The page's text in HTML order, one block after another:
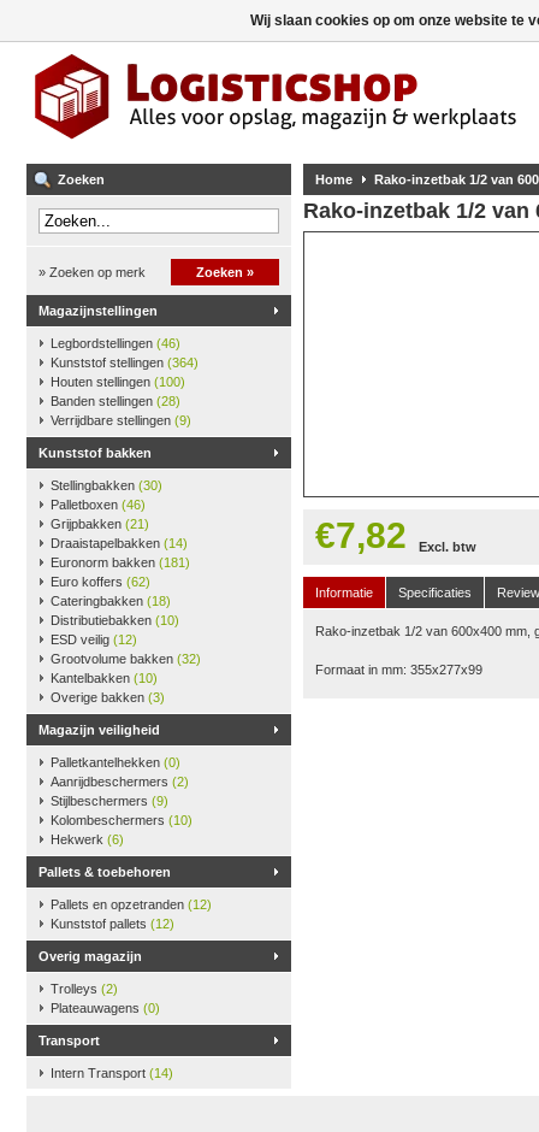
Zoeken
» Zoeken op merk Zoeken »
Magazijnstellingen
Legbordstellingen (46)
Kunststof stellingen (364)
Houten stellingen (100)
Banden stellingen (28)
Verrijdbare stellingen (9)
Kunststof bakken
Stellingbakken (30)
Palletboxen (46)
Grijpbakken (21)
Draaistapelbakken (14)
Euronorm bakken (181)
Euro koffers (62)
Cateringbakken (18)
Distributiebakken (10)
ESD veilig (12)
Grootvolume bakken (32)
Kantelbakken (10)
Overige bakken (3)
Magazijn veiligheid
Palletkantelhekken (0)
Aanrijdbeschermers (2)
Stijlbeschermers (9)
Kolombeschermers (10)
Hekwerk (6)
Pallets & toebehoren
Pallets en opzetranden (12)
Kunststof pallets (12)
Overig magazijn
Trolleys (2)
Plateauwagens (0)
Transport
Intern Transport (14)
Home Rako-inzetbak 1/2 van
Rako-inzetbak 1/2 van
€7,82 Excl. btw
Informatie Specificaties
Rako-inzetbak 1/2 van 600x400 mm,
Formaat in mm: 355x277x99
Wij slaan cookies op om onze website te